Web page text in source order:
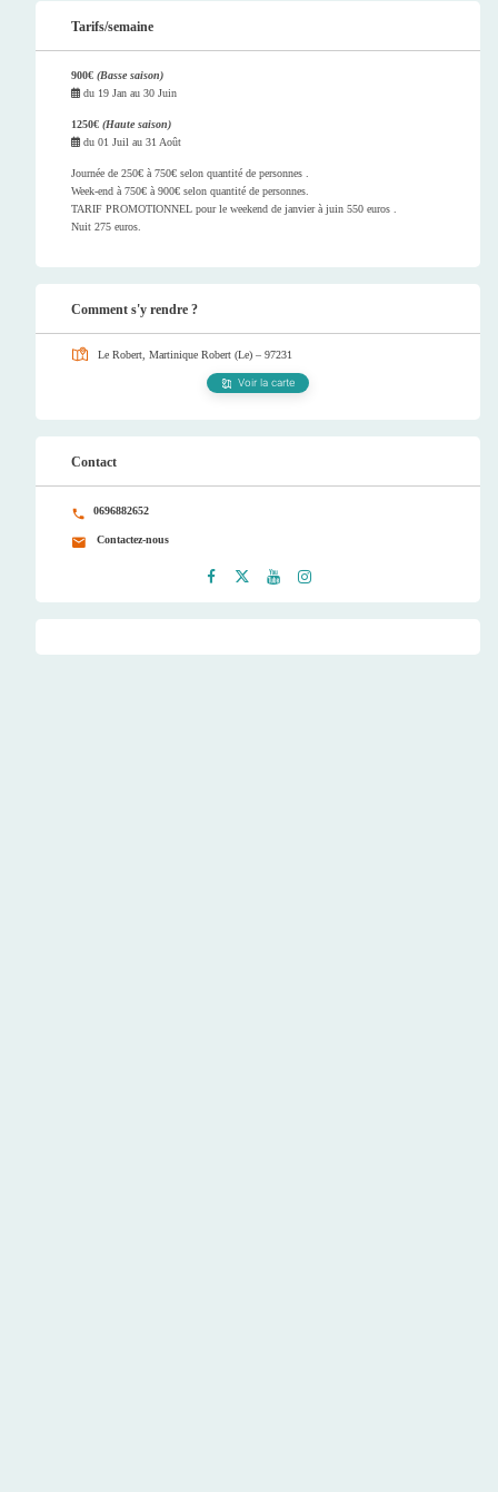
Tarifs/semaine
900€ (Basse saison)
du 19 Jan au 30 Juin
1250€ (Haute saison)
du 01 Juil au 31 Août
Journée de 250€ à 750€ selon quantité de personnes .
Week-end à 750€ à 900€ selon quantité de personnes.
TARIF PROMOTIONNEL pour le weekend de janvier à juin 550 euros .
Nuit 275 euros.
Comment s'y rendre ?
Le Robert, Martinique Robert (Le) – 97231
Voir la carte
Contact
0696882652
Contactez-nous